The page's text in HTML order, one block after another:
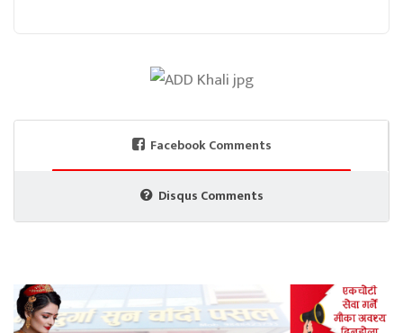
Facebook Comments
Disqus Comments